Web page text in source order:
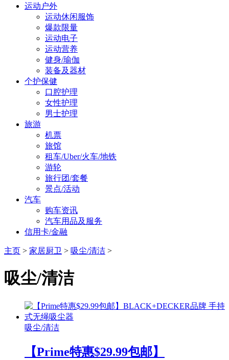
运动户外
运动休闲服饰
爆款限量
运动电子
运动营养
健身/瑜伽
装备及器材
个护保健
口腔护理
女性护理
男士护理
旅游
机票
旅馆
租车/Uber/火车/地铁
游轮
旅行团/套餐
景点/活动
汽车
购车资讯
汽车用品及服务
信用卡/金融
主页 > 家居厨卫 > 吸尘/清洁 >
吸尘/清洁
吸尘/清洁
【Prime特惠$29.99包邮】